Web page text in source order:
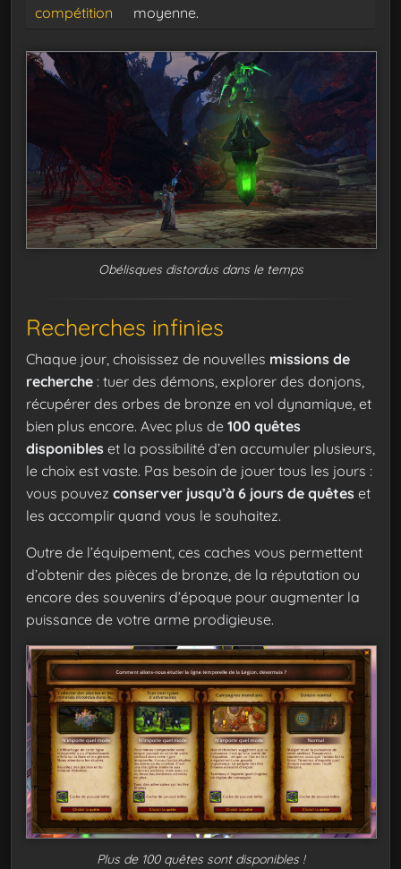
compétition
moyenne.
Obélisques distordus dans le temps
Recherches infinies
Chaque jour, choisissez de nouvelles missions de
recherche : tuer des démons, explorer des donjons,
récupérer des orbes de bronze en vol dynamique, et
bien plus encore. Avec plus de 100 quêtes
disponibles et la possibilité d’en accumuler plusieurs,
le choix est vaste. Pas besoin de jouer tous les jours :
vous pouvez conserver jusqu’à 6 jours de quêtes et
les accomplir quand vous le souhaitez.
Outre de l’équipement, ces caches vous permettent
d’obtenir des pièces de bronze, de la réputation ou
encore des souvenirs d’époque pour augmenter la
puissance de votre arme prodigieuse.
Plus de 100 quêtes sont disponibles !